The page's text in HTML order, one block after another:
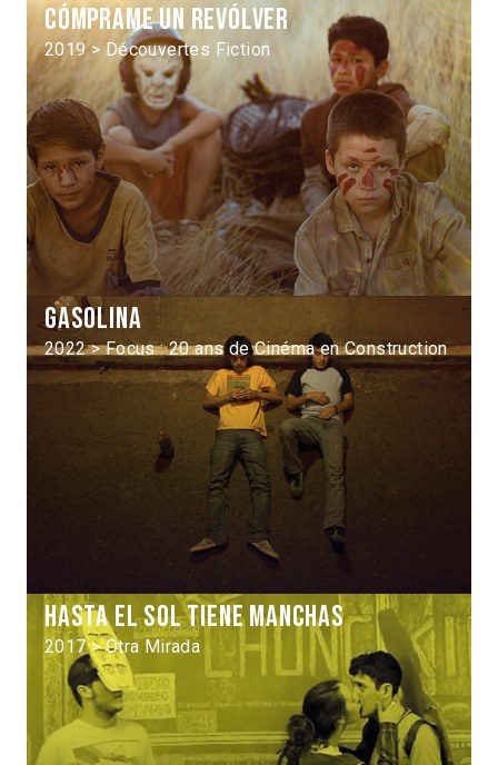
Cómprame un revólver
2019 > Découvertes Fiction
Gasolina
2022 > Focus : 20 ans de Cinéma en Construction
Hasta el sol tiene manchas
2017 > Otra Mirada